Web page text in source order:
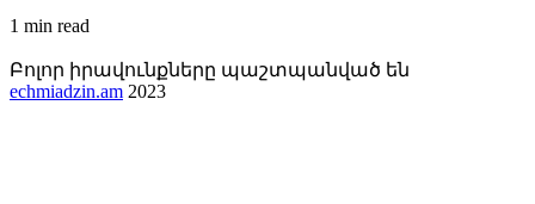
1 min read
Բոլոր իրավունքները պաշտպանված են
echmiadzin.am 2023